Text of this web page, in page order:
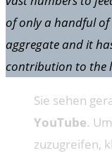
of only a handful of
aggregate and it
contribution to the
Sie sehen
YouTube.
zuzugreifen,